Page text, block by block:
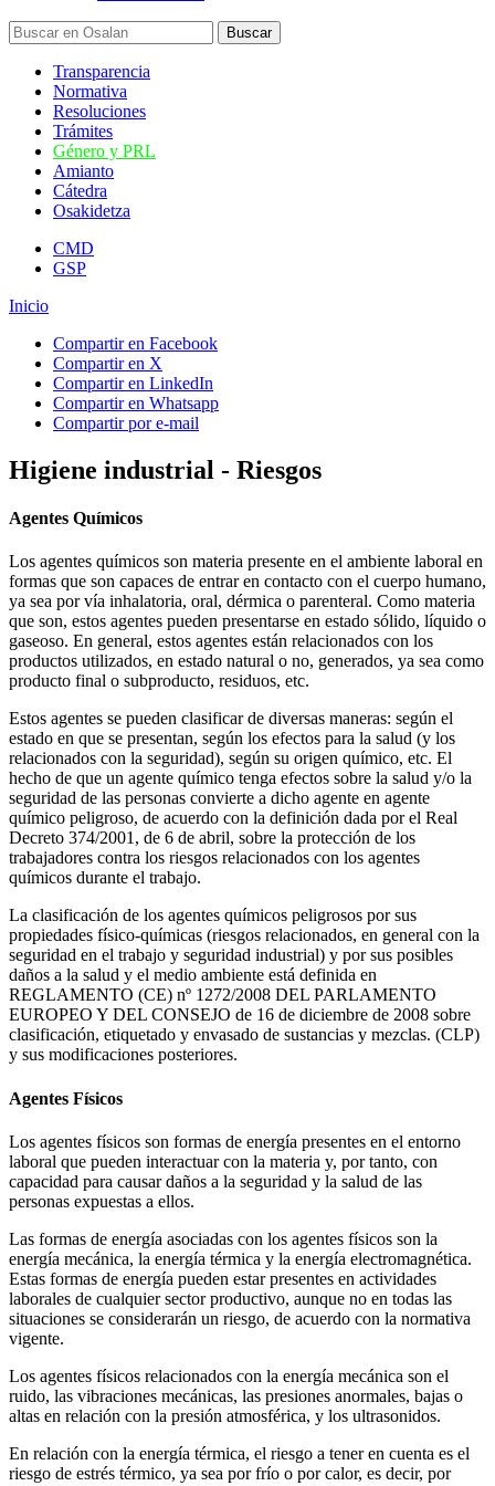
Transparencia
Normativa
Resoluciones
Trámites
Género y PRL
Amianto
Cátedra
Osakidetza
CMD
GSP
Inicio
Compartir en Facebook
Compartir en X
Compartir en LinkedIn
Compartir en Whatsapp
Compartir por e-mail
Higiene industrial - Riesgos
Agentes Químicos
Los agentes químicos son materia presente en el ambiente laboral en
formas que son capaces de entrar en contacto con el cuerpo humano,
ya sea por vía inhalatoria, oral, dérmica o parenteral. Como materia
que son, estos agentes pueden presentarse en estado sólido, líquido o
gaseoso. En general, estos agentes están relacionados con los
productos utilizados, en estado natural o no, generados, ya sea como
producto final o subproducto, residuos, etc.
Estos agentes se pueden clasificar de diversas maneras: según el
estado en que se presentan, según los efectos para la salud (y los
relacionados con la seguridad), según su origen químico, etc. El
hecho de que un agente químico tenga efectos sobre la salud y/o la
seguridad de las personas convierte a dicho agente en agente
químico peligroso, de acuerdo con la definición dada por el Real
Decreto 374/2001, de 6 de abril, sobre la protección de los
trabajadores contra los riesgos relacionados con los agentes
químicos durante el trabajo.
La clasificación de los agentes químicos peligrosos por sus
propiedades físico-químicas (riesgos relacionados, en general con la
seguridad en el trabajo y seguridad industrial) y por sus posibles
daños a la salud y el medio ambiente está definida en
REGLAMENTO (CE) nº 1272/2008 DEL PARLAMENTO
EUROPEO Y DEL CONSEJO de 16 de diciembre de 2008 sobre
clasificación, etiquetado y envasado de sustancias y mezclas. (CLP)
y sus modificaciones posteriores.
Agentes Físicos
Los agentes físicos son formas de energía presentes en el entorno
laboral que pueden interactuar con la materia y, por tanto, con
capacidad para causar daños a la seguridad y la salud de las
personas expuestas a ellos.
Las formas de energía asociadas con los agentes físicos son la
energía mecánica, la energía térmica y la energía electromagnética.
Estas formas de energía pueden estar presentes en actividades
laborales de cualquier sector productivo, aunque no en todas las
situaciones se considerarán un riesgo, de acuerdo con la normativa
vigente.
Los agentes físicos relacionados con la energía mecánica son el
ruido, las vibraciones mecánicas, las presiones anormales, bajas o
altas en relación con la presión atmosférica, y los ultrasonidos.
En relación con la energía térmica, el riesgo a tener en cuenta es el
riesgo de estrés térmico, ya sea por frío o por calor, es decir, por